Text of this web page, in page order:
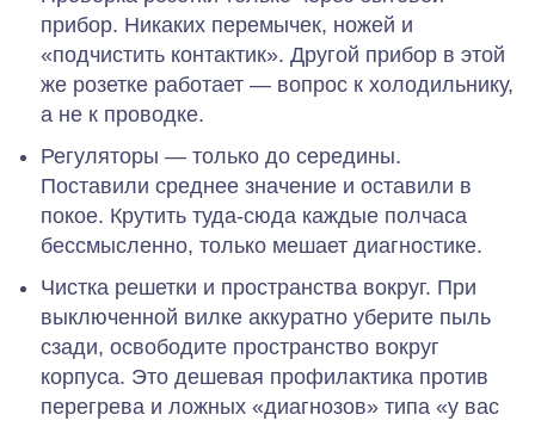
прибор. Никаких перемычек, ножей и
«подчистить контактик». Другой прибор в этой
же розетке работает — вопрос к холодильнику,
а не к проводке.
Регуляторы — только до середины.
Поставили среднее значение и оставили в
покое. Крутить туда‑сюда каждые полчаса
бессмысленно, только мешает диагностике.
Чистка решетки и пространства вокруг. При
выключенной вилке аккуратно уберите пыль
сзади, освободите пространство вокруг
корпуса. Это дешевая профилактика против
перегрева и ложных «диагнозов» типа «у вас